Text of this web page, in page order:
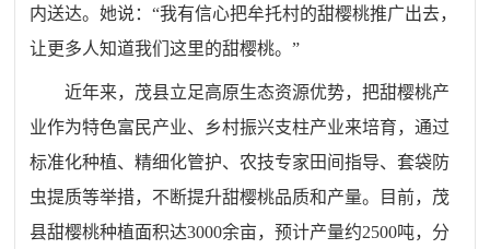
内送达。她说：“我有信心把牟托村的甜樱桃推广出去，
让更多人知道我们这里的甜樱桃。”
近年来，茂县立足高原生态资源优势，把甜樱桃产
业作为特色富民产业、乡村振兴支柱产业来培育，通过
标准化种植、精细化管护、农技专家田间指导、套袋防
虫提质等举措，不断提升甜樱桃品质和产量。目前，茂
县甜樱桃种植面积达3000余亩，预计产量约2500吨，分